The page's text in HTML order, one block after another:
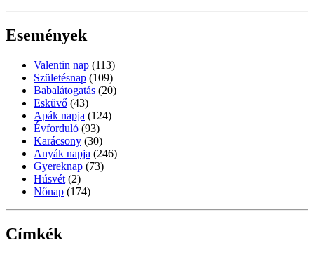
Események
Valentin nap (113)
Születésnap (109)
Babalátogatás (20)
Esküvő (43)
Apák napja (124)
Évforduló (93)
Karácsony (30)
Anyák napja (246)
Gyereknap (73)
Húsvét (2)
Nőnap (174)
Címkék